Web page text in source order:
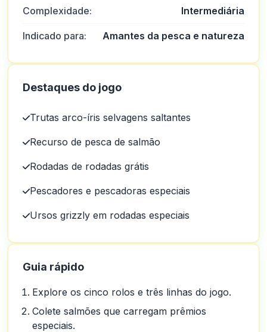
Complexidade: Intermediária
Indicado para: Amantes da pesca e natureza
Destaques do jogo
Trutas arco-íris selvagens saltantes
Recurso de pesca de salmão
Rodadas de rodadas grátis
Pescadores e pescadoras especiais
Ursos grizzly em rodadas especiais
Guia rápido
Explore os cinco rolos e três linhas do jogo.
Colete salmões que carregam prêmios
especiais.